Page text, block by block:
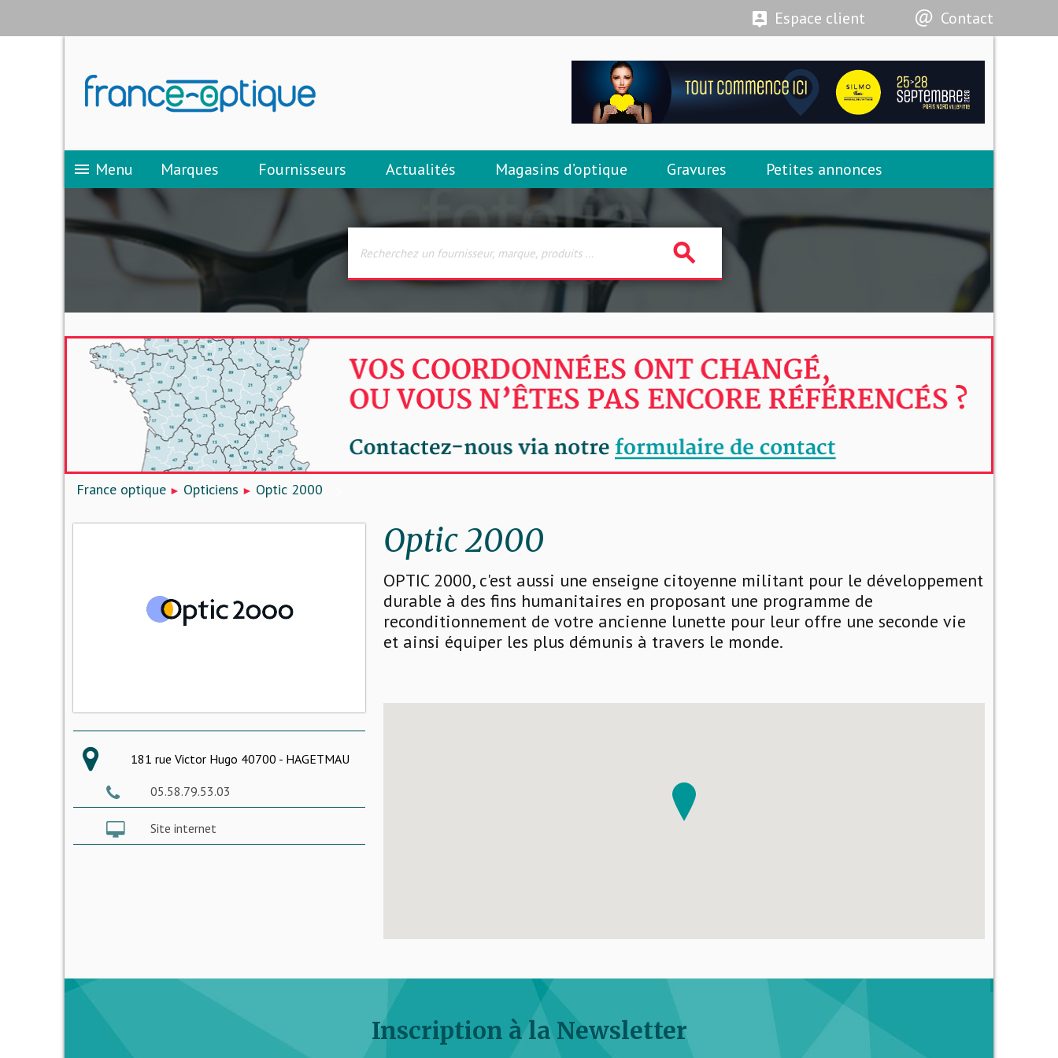
Espace client Contact
menu Menu Marques Fournisseurs Actualités Magasins d’optique Gravures Petites annonces
search
France optique Opticiens Optic 2000
181 rue Victor Hugo 40700 - HAGETMAU
05.58.79.53.03
Site internet
Optic 2000
OPTIC 2000, c'est aussi une enseigne citoyenne militant pour le développement
durable à des fins humanitaires en proposant une programme de
reconditionnement de votre ancienne lunette pour leur offre une seconde vie
et ainsi équiper les plus démunis à travers le monde.
Inscription à la Newsletter